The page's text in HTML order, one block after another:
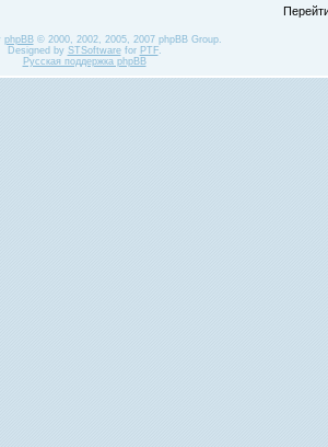
phpBB© 2000, 2002, 2005, 2007 phpBB Group.
Designed by STSoftwarefor PTF.
Русская поддержка phpBB